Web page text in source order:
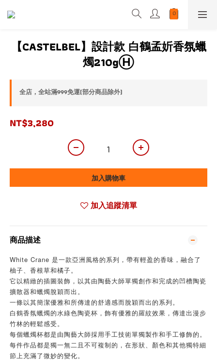
【CASTELBEL】設計款 白鶴孟妡香氛蠟
燭210gⒽ
全店，全站滿999免運(部分商品除外)
NT$3,280
加入購物車
加入追蹤清單
商品描述
White Crane 是一款亞洲風格的系列，帶有輕盈的香味，融合了
柚子、香根草和橘子。
它以精緻的插圖裝飾，以其由陶藝大師單獨創作和完成的凹槽陶瓷
擴散器和蠟燭脫穎而出。
一條以其簡潔優雅和所傳達的舒適感而脫穎而出的系列。
白鶴香氛蠟燭的水綠色陶瓷杯，飾有優雅的羅紋效果，傳達出漫步
竹林的輕鬆感受。
每個蠟燭杯都是由陶藝大師採用手工技術單獨製作和手工修飾的。
每件作品都是獨一無二且不可複制的，在形狀、顏色和其他獨特細
節上充滿了微妙的變化。